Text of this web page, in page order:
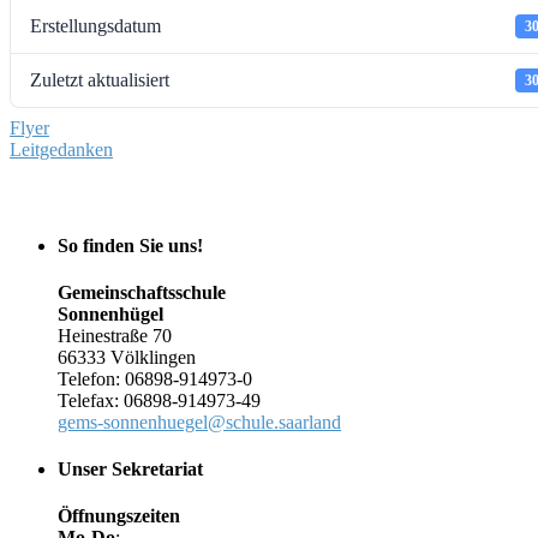
Erstellungsdatum
Zuletzt aktualisiert
Beitragsnavigation
Flyer
Leitgedanken
So finden Sie uns!
Gemeinschaftsschule
Sonnenhügel
Heinestraße 70
66333 Völklingen
Telefon: 06898-914973-0
Telefax: 06898-914973-49
gems-sonnenhuegel@schule.saarland
Unser Sekretariat
Öffnungszeiten